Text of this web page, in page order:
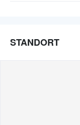
STANDORT